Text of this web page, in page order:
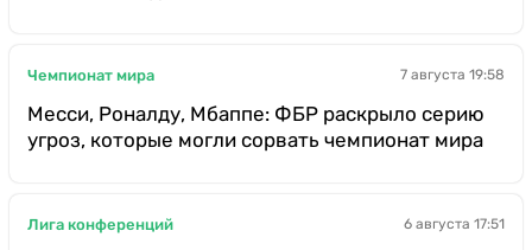
Чемпионат мира 7 августа 19:58
Месси, Роналду, Мбаппе: ФБР раскрыло серию
угроз, которые могли сорвать чемпионат мира
Лига конференций 6 августа 17:51